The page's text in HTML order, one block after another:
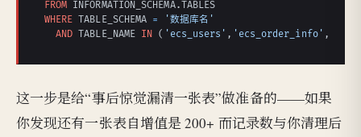
FROM
WHERE TABLE_SCHEMA =
'数据库名'
AND TABLE_NAME IN ( 'ecs_users' , 'ecs_order_info' ,
这一步是给“事后惊觉漏清一张表”做准备的——如果
你发现还有一张表自增值是 200+ 而记录数与你清理后